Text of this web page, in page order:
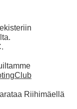
Riihimäellä